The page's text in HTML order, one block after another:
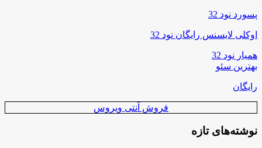
پسورد نود 32
اوکلی لایسنس رایگان نود 32
همیار نود 32
بهترین سئو
رایگان
فروش آنتی ویروس
نوشته‌های تازه